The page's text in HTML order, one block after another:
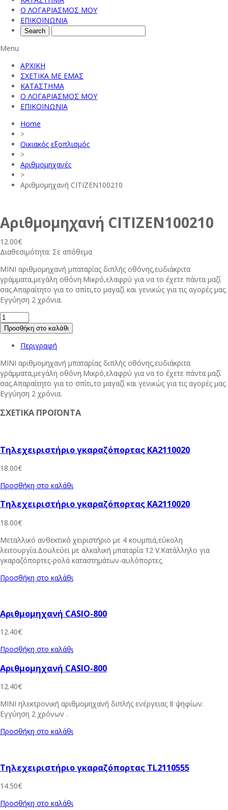
Ο ΛΟΓΑΡΙΑΣΜΟΣ ΜΟΥ
ΕΠΙΚΟΙΝΩΝΙΑ
Menu
ΑΡΧΙΚΗ
ΣΧΕΤΙΚΑ ΜΕ ΕΜΑΣ
ΚΑΤΑΣΤΗΜΑ
Ο ΛΟΓΑΡΙΑΣΜΟΣ ΜΟΥ
ΕΠΙΚΟΙΝΩΝΙΑ
Home
>
Οικιακός εξοπλισμός
>
Αριθμομηχανές
>
Αριθμομηχανή CITIZEN100210
Αριθμομηχανή CITIZEN100210
12.00€
Διαθεσιμότητα: Σε απόθεμα
ΜΙΝΙ αριθμομηχανή μπαταρίας διπλής οθόνης,ευδιάκριτα
γράμματα,μεγάλη οθόνη.Μικρό,ελαφρύ για να το έχετε πάντα μαζί
σας.Απαραίτητο για το σπίτι,το μαγαζί και γενικώς για τις αγορές μας.
Εγγύηση 2 χρόνια.
Προσθήκη στο καλάθι
Περιγραφή
ΜΙΝΙ αριθμομηχανή μπαταρίας διπλής οθόνης,ευδιάκριτα
γράμματα,μεγάλη οθόνη.Μικρό,ελαφρύ για να το έχετε πάντα μαζί
σας.Απαραίτητο για το σπίτι,το μαγαζί και γενικώς για τις αγορές μας.
Εγγύηση 2 χρόνια.
ΣΧΕΤΙΚΑ ΠΡΟΪΟΝΤΑ
Τηλεχειριστήριο γκαραζόπορτας KA2110020
18.00€
Προσθήκη στο καλάθι
Τηλεχειριστήριο γκαραζόπορτας KA2110020
18.00€
Μεταλλικό ανθεκτικό χειριστήριο με 4 κουμπιά,εύκολη
λειτουργία.Δουλεύει με αλκαλική μπαταρία 12 V.Κατάλληλο για
γκαραζόπορτες-ρολά καταστημάτων-αυλόπορτες.
Προσθήκη στο καλάθι
Αριθμομηχανή CASIO-800
12.40€
Προσθήκη στο καλάθι
Αριθμομηχανή CASIO-800
12.40€
MINI ηλεκτρονική αριθμομηχανή διπλής ενέργειας 8 ψηφίων.
Εγγύηση 2 χρόνων .
Προσθήκη στο καλάθι
Τηλεχειριστήριο γκαραζόπορτας TL2110555
14.50€
Προσθήκη στο καλάθι